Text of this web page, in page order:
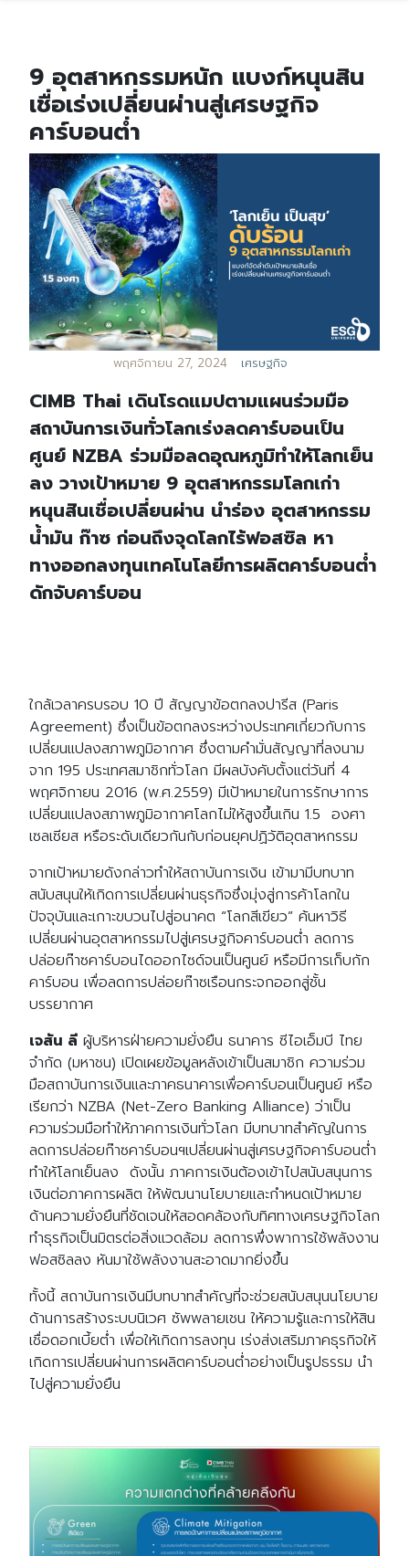
9 อุตสาหกรรมหนัก แบงก์หนุนสิน
เชื่อเร่งเปลี่ยนผ่านสู่เศรษฐกิจ
คาร์บอนต่ำ
พฤศจิกายน 27, 2024 เศรษฐกิจ
CIMB Thai เดินโรดแมปตามแผนร่วมมือ
สถาบันการเงินทั่วโลกเร่งลดคาร์บอนเป็น
ศูนย์ NZBA ร่วมมือลดอุณหภูมิทำให้โลกเย็น
ลง วางเป้าหมาย 9 อุตสาหกรรมโลกเก่า
หนุนสินเชื่อเปลี่ยนผ่าน นำร่อง อุตสาหกรรม
น้ำมัน ก๊าซ ก่อนถึงจุดโลกไร้ฟอสซิล หา
ทางออกลงทุนเทคโนโลยีการผลิตคาร์บอนต่ำ
ดักจับคาร์บอน
ใกล้เวลาครบรอบ 10 ปี สัญญาข้อตกลงปารีส (Paris
Agreement) ซึ่งเป็นข้อตกลงระหว่างประเทศเกี่ยวกับการ
เปลี่ยนแปลงสภาพภูมิอากาศ ซึ่งตามคำมั่นสัญญาที่ลงนาม
จาก 195 ประเทศสมาชิกทั่วโลก มีผลบังคับตั้งแต่วันที่ 4
พฤศจิกายน 2016 (พ.ศ.2559) มีเป้าหมายในการรักษาการ
เปลี่ยนแปลงสภาพภูมิอากาศโลกไม่ให้สูงขึ้นเกิน 1.5 องศา
เซลเซียส หรือระดับเดียวกันกับก่อนยุคปฏิวัติอุตสาหกรรม
จากเป้าหมายดังกล่าวทำให้สถาบันการเงิน เข้ามามีบทบาท
สนับสนุนให้เกิดการเปลี่ยนผ่านธุรกิจซึ่งมุ่งสู่การค้าโลกใน
ปัจจุบันและเกาะขบวนไปสู่อนาคต “โลกสีเขียว” ค้นหาวิธี
เปลี่ยนผ่านอุตสาหกรรมไปสู่เศรษฐกิจคาร์บอนต่ำ ลดการ
ปล่อยก๊าซคาร์บอนไดออกไซด์จนเป็นศูนย์ หรือมีการเก็บกัก
คาร์บอน เพื่อลดการปล่อยก๊าซเรือนกระจกออกสู่ชั้น
บรรยากาศ
เจสัน ลี ผู้บริหารฝ่ายความยั่งยืน ธนาคาร ซีไอเอ็มบี ไทย
จำกัด (มหาชน) เปิดเผยข้อมูลหลังเข้าเป็นสมาชิก ความร่วม
มือสถาบันการเงินและภาคธนาคารเพื่อคาร์บอนเป็นศูนย์ หรือ
เรียกว่า NZBA (Net-Zero Banking Alliance) ว่าเป็น
ความร่วมมือทำให้ภาคการเงินทั่วโลก มีบทบาทสำคัญในการ
ลดการปล่อยก๊าซคาร์บอนฯเปลี่ยนผ่านสู่เศรษฐกิจคาร์บอนต่ำ
ทำให้โลกเย็นลง ดังนั้น ภาคการเงินต้องเข้าไปสนับสนุนการ
เงินต่อภาคการผลิต ให้พัฒนานโยบายและกำหนดเป้าหมาย
ด้านความยั่งยืนที่ชัดเจนให้สอดคล้องกับทิศทางเศรษฐกิจโลก
ทำธุรกิจเป็นมิตรต่อสิ่งแวดล้อม ลดการพึ่งพาการใช้พลังงาน
ฟอสซิลลง หันมาใช้พลังงานสะอาดมากยิ่งขึ้น
ทั้งนี้ สถาบันการเงินมีบทบาทสำคัญที่จะช่วยสนับสนุนนโยบาย
ด้านการสร้างระบบนิเวศ ซัพพลายเชน ให้ความรู้และการให้สิน
เชื่อดอกเบี้ยต่ำ เพื่อให้เกิดการลงทุน เร่งส่งเสริมภาคธุรกิจให้
เกิดการเปลี่ยนผ่านการผลิตคาร์บอนต่ำอย่างเป็นรูปธรรม นำ
ไปสู่ความยั่งยืน